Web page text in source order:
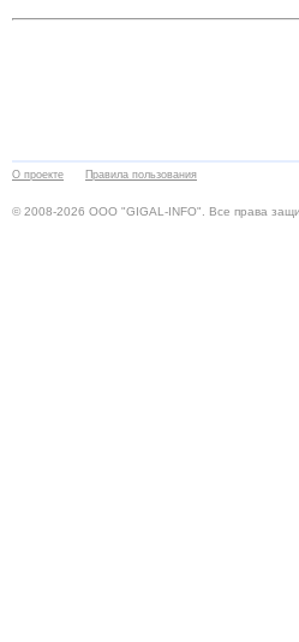
О проекте Правила пользования
© 2008-2026 ООО "GIGAL-INFO". Все права